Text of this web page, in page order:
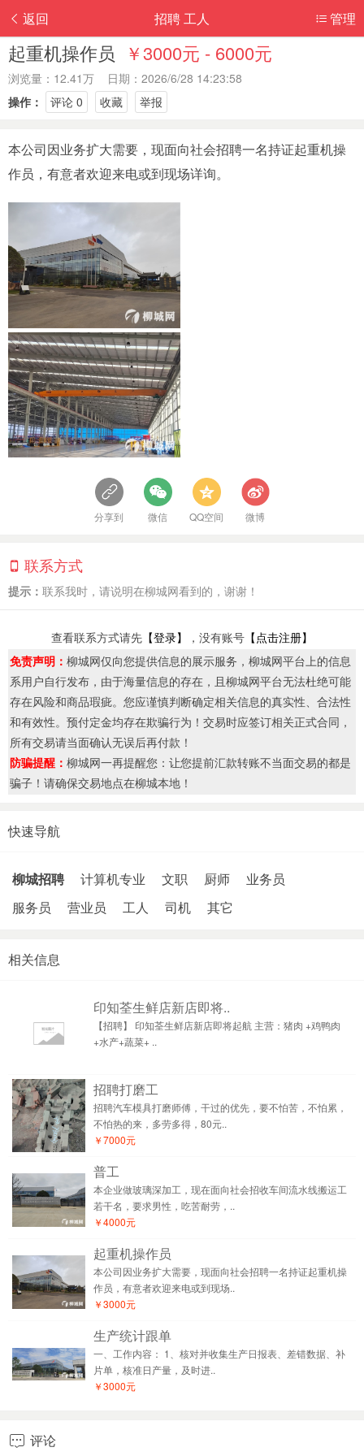
返回 管理
招聘 工人
起重机操作员 ￥3000元 - 6000元
浏览量：12.41万 日期：2026/6/28 14:23:58
操作：
评论 0 收藏 举报
本公司因业务扩大需要，现面向社会招聘一名持证起重机操
作员，有意者欢迎来电或到现场详询。
分享到 微信 QQ空间 微博
联系方式
提示： 联系我时，请说明在柳城网看到的，谢谢！
查看联系方式请先 【登录】 ，没有账号 【点击注册】
免责声明： 柳城网仅向您提供信息的展示服务，柳城网平台上的信息
系用户自行发布，由于海量信息的存在，且柳城网平台无法杜绝可能
存在风险和商品瑕疵。您应谨慎判断确定相关信息的真实性、合法性
和有效性。预付定金均存在欺骗行为！交易时应签订相关正式合同，
所有交易请当面确认无误后再付款！
防骗提醒： 柳城网一再提醒您：让您提前汇款转账不当面交易的都是
骗子！请确保交易地点在柳城本地！
快速导航
柳城招聘 计算机专业 文职 厨师
业务员
服务员
营业员 工人 司机 其它
相关信息
印知荃生鲜店新店即将..
【招聘】 印知荃生鲜店新店即将起航 主营：猪肉 +鸡鸭肉
+水产+蔬菜+ ..
招聘打磨工
招聘汽车模具打磨师傅，干过的优先，要不怕苦，不怕累，
不怕热的来，多劳多得，80元..
￥7000元
普工
本企业做玻璃深加工，现在面向社会招收车间流水线搬运工
若干名，要求男性，吃苦耐劳，..
￥4000元
起重机操作员
本公司因业务扩大需要，现面向社会招聘一名持证起重机操
作员，有意者欢迎来电或到现场..
￥3000元
生产统计跟单
一、工作内容： 1、核对并收集生产日报表、差错数据、补
片单，核准日产量，及时进..
￥3000元
 评论